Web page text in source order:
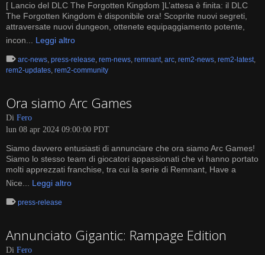
[ Lancio del DLC The Forgotten Kingdom ]L’attesa è finita: il DLC
The Forgotten Kingdom è disponibile ora! Scoprite nuovi segreti,
attraversate nuovi dungeon, ottenete equipaggiamento potente,
incon... Leggi altro
arc-news, press-release, rem-news, remnant, arc, rem2-news, rem2-latest,
rem2-updates, rem2-community
Ora siamo Arc Games
Di Fero
lun 08 apr 2024 09:00:00 PDT
Siamo davvero entusiasti di annunciare che ora siamo Arc Games!
Siamo lo stesso team di giocatori appassionati che vi hanno portato
molti apprezzati franchise, tra cui la serie di Remnant, Have a
Nice... Leggi altro
press-release
Annunciato Gigantic: Rampage Edition
Di Fero